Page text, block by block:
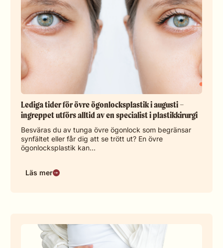
Lediga tider för övre ögonlocksplastik i augusti –
ingreppet utförs alltid av en specialist i plastikkirurgi
Besväras du av tunga övre ögonlock som begränsar
synfältet eller får dig att se trött ut? En övre
ögonlocksplastik kan…
Läs mer